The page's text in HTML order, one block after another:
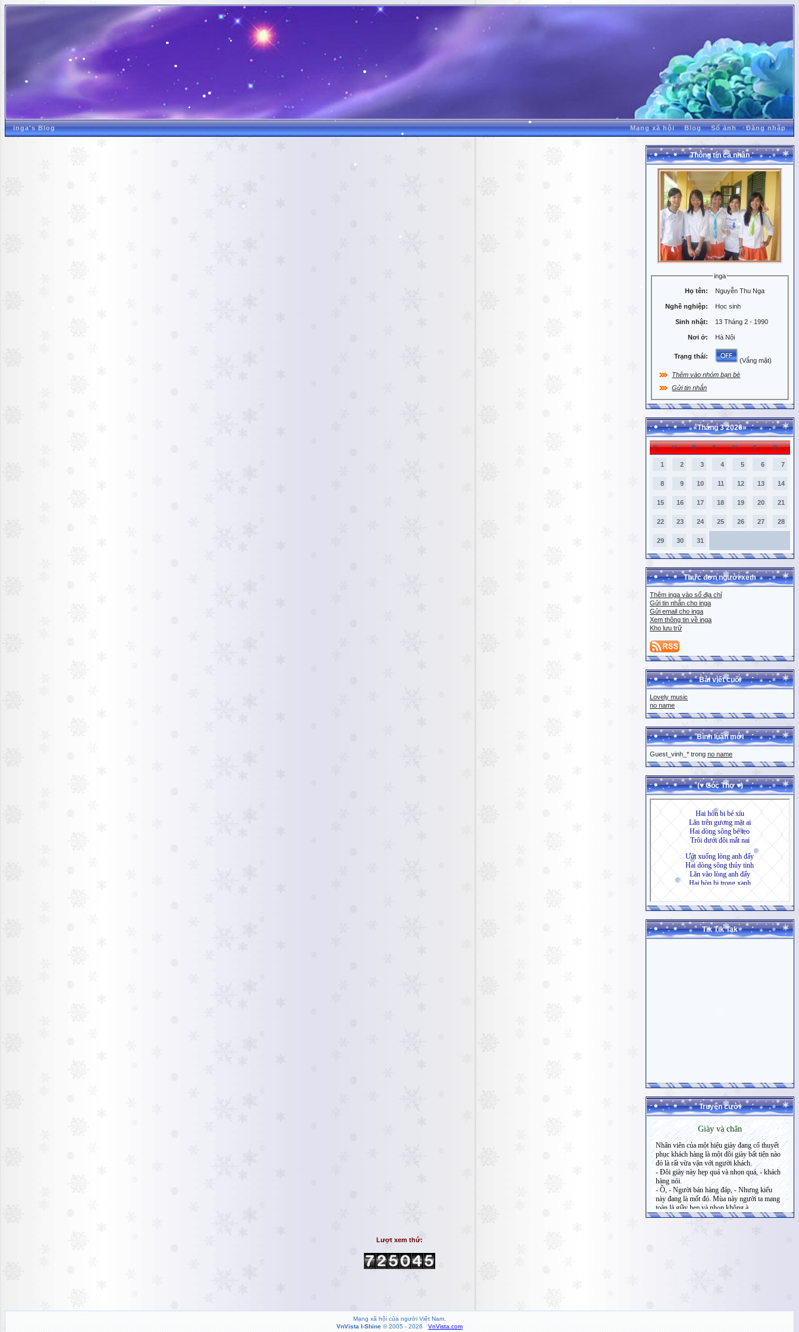
inga's Blog Mạng xã hội Blog Sổ ảnh Đăng nhập
Thông tin cá nhân
inga
Họ tên: Nguyễn Thu Nga
Nghề nghiệp: Học sinh
Sinh nhật: 13 Tháng 2 - 1990
Nơi ở: Hà Nội
Trạng thái:
(Vắng mặt)
Thêm vào nhóm bạn bè
Gửi tin nhắn
«Tháng 3 2026»
C H B T N S B
1 2 3 4 5 6 7
8 9 10 11 12 13 14
15 16 17 18 19 20 21
22 23 24 25 26 27 28
29 30 31
Thực đơn người xem
Thêm inga vào sổ địa chỉ
Gửi tin nhắn cho inga
Gửi email cho inga
Xem thông tin về inga
Kho lưu trữ
Bài viết cuối
Lovely music
no name
Bình luận mới
Guest_vinh_* trong no name
(♥ Góc Thơ ♥)
Tik Tik Tak
Truyện cười
Lượt xem thứ:
Mạng xã hội của người Việt Nam.
VnVista I-Shine © 2005 - 2026 VnVista.com